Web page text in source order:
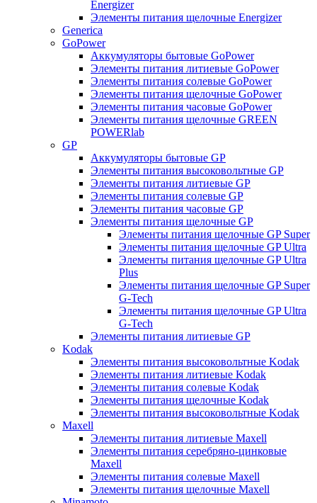
Energizer
Элементы питания щелочные Energizer
Generica
GoPower
Аккумуляторы бытовые GoPower
Элементы питания литиевые GoPower
Элементы питания солевые GoPower
Элементы питания щелочные GoPower
Элементы питания часовые GoPower
Элементы питания щелочные GREEN
POWERlab
GP
Аккумуляторы бытовые GP
Элементы питания высоковольтные GP
Элементы питания литиевые GP
Элементы питания солевые GP
Элементы питания часовые GP
Элементы питания щелочные GP
Элементы питания щелочные GP Super
Элементы питания щелочные GP Ultra
Элементы питания щелочные GP Ultra
Plus
Элементы питания щелочные GP Super
G-Tech
Элементы питания щелочные GP Ultra
G-Tech
Элементы питания литиевые GP
Kodak
Элементы питания высоковольтные Kodak
Элементы питания литиевые Kodak
Элементы питания солевые Kodak
Элементы питания щелочные Kodak
Элементы питания высоковольтные Kodak
Maxell
Элементы питания литиевые Maxell
Элементы питания серебряно-цинковые
Maxell
Элементы питания солевые Maxell
Элементы питания щелочные Maxell